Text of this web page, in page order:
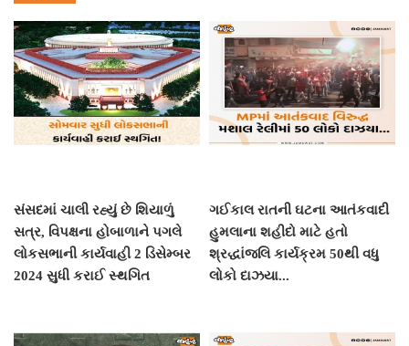
સંસદમાં ચાલી રહ્યું છે શિયાળું
સત્ર, વિપક્ષના હોબાળાને પગલે
લોકસભાની કાર્યવાહી 2 ડિસેમ્બર
2024 સુધી કરાઈ સ્થગિત
ગઈકાલ રાતની ઘટના આતંકવાદી
હુમલાના શહીદો માટે હતો
શ્રદ્ધાંજલિ કાર્યક્રમ 50થી વધુ
લોકો દાઝયા...